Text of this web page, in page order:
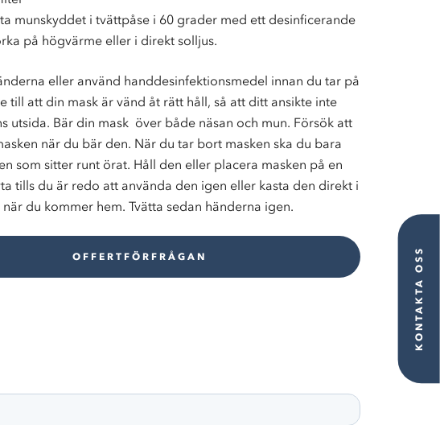
munskyddet i tvättpåse i 60 grader med ett desinficerande
på högvärme eller i direkt solljus.
eller använd handdesinfektionsmedel innan du tar på
till att din mask är vänd åt rätt håll, så att ditt ansikte inte
utsida. Bär din mask över både näsan och mun. Försök att
när du bär den. När du tar bort masken ska du bara
som sitter runt örat. Håll den eller placera masken på en
tills du är redo att använda den igen eller kasta den direkt i
du kommer hem. Tvätta sedan händerna igen.
OFFERTFÖRFRÅGAN KONTAKTA OSS